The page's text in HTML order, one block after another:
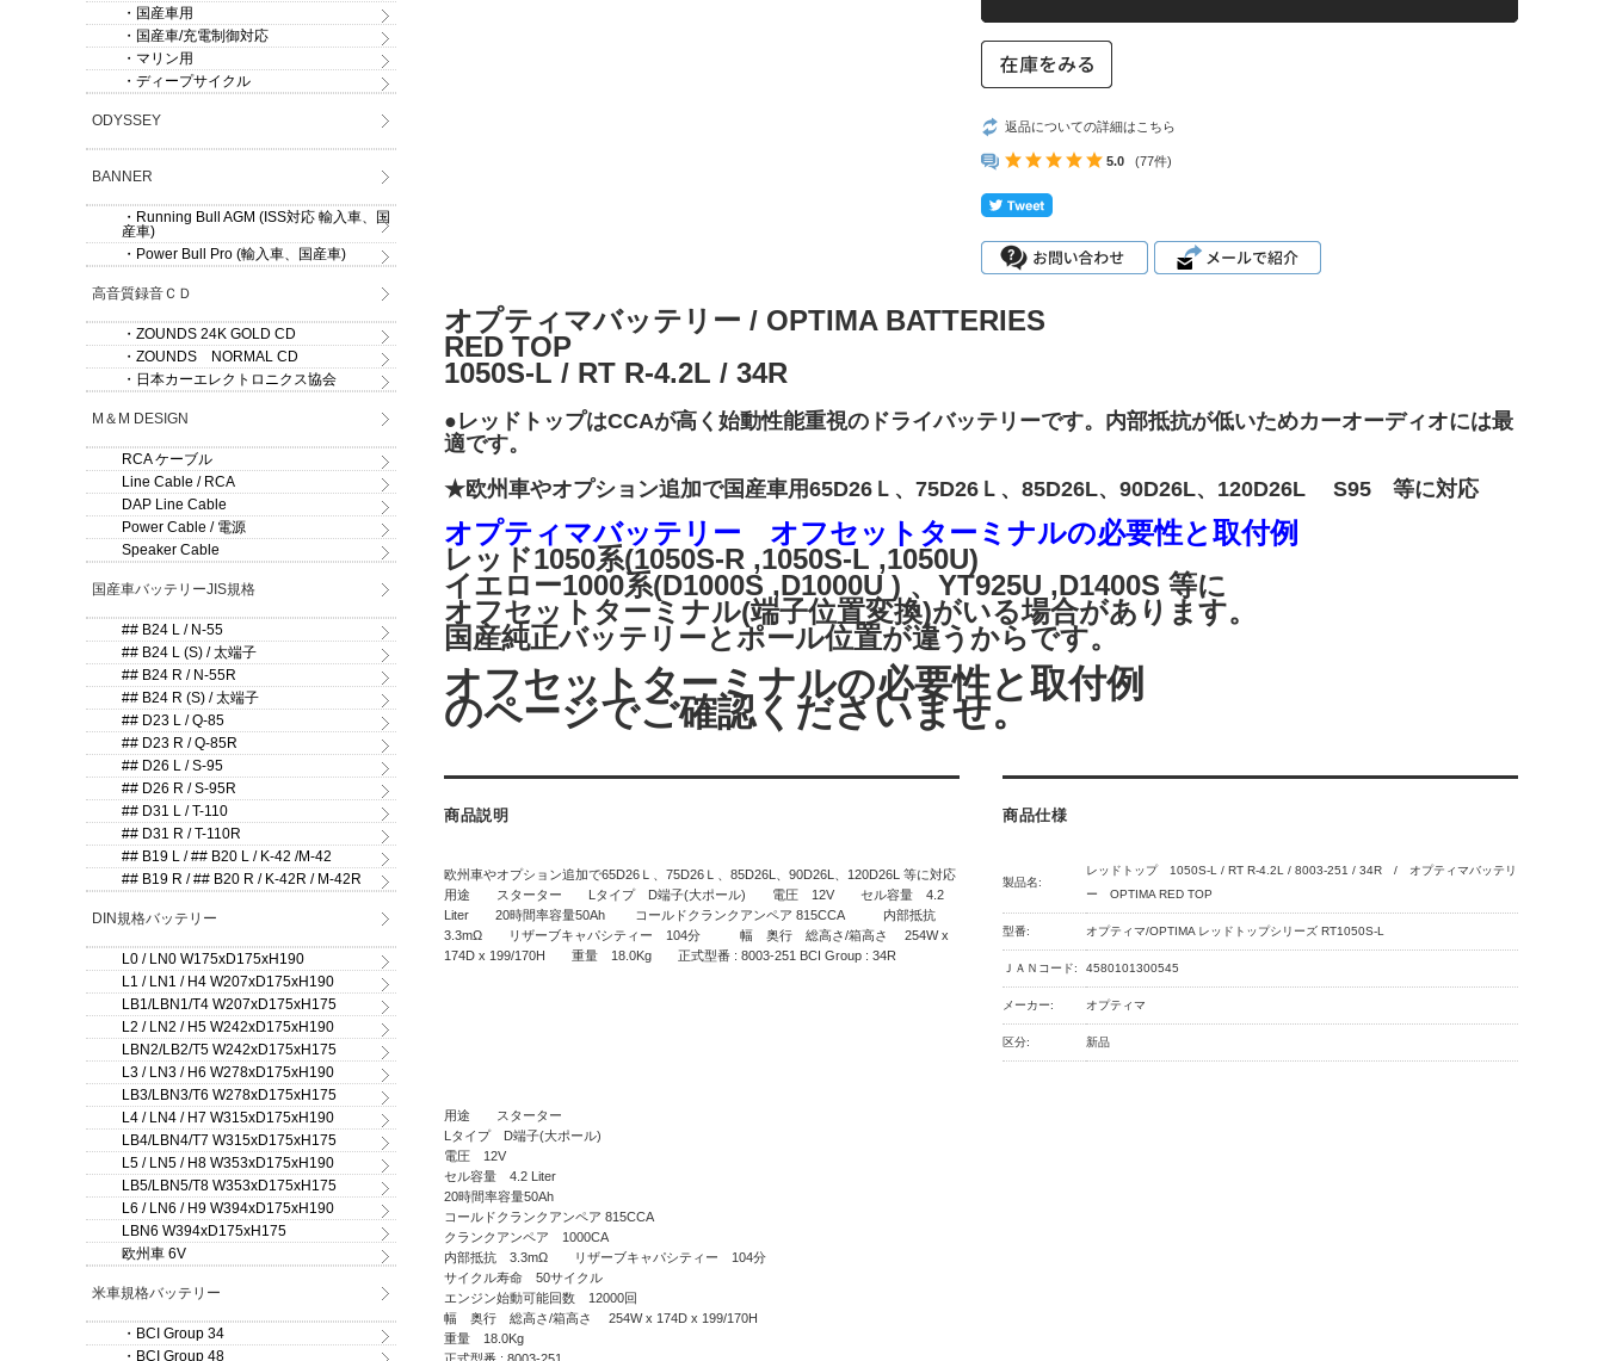
返品についての詳細はこちら
5.0 (77件)
オプティマバッテリー / OPTIMA BATTERIES
RED TOP
1050S-L / RT R-4.2L / 34R
●レッドトップはCCAが高く始動性能重視のドライバッテリーです。内部抵抗が低いためカーオーディオには最
適です。
★欧州車やオプション追加で国産車用65D26Ｌ、75D26Ｌ、85D26L、90D26L、120D26L S95 等に対応
オプティマバッテリー オフセットターミナルの必要性と取付例
レッド1050系(1050S-R ,1050S-L ,1050U)
イエロー1000系(D1000S ,D1000U ) 、YT925U ,D1400S 等に
オフセットターミナル(端子位置変換)がいる場合があります。
国産純正バッテリーとポール位置が違うからです。
オフセットターミナルの必要性と取付例
のページでご確認くださいませ。
商品説明
欧州車やオプション追加で65D26Ｌ、75D26Ｌ、85D26L、90D26L、120D26L 等に対応
用途 スターター Lタイプ D端子(大ポール) 電圧 12V セル容量 4.2
Liter 20時間率容量50Ah コールドクランクアンペア 815CCA 内部抵抗
3.3mΩ リザーブキャパシティー 104分 幅 奥行 総高さ/箱高さ 254W x
174D x 199/170H 重量 18.0Kg 正式型番 : 8003-251 BCI Group : 34R
商品仕様
製品名:
レッドトップ 1050S-L / RT R-4.2L / 8003-251 / 34R / オプティマバッテリ
ー OPTIMA RED TOP
型番: オプティマ/OPTIMA レッドトップシリーズ RT1050S-L
ＪＡＮコード: 4580101300545
メーカー: オプティマ
区分: 新品
用途 スターター
Lタイプ D端子(大ポール)
電圧 12V
セル容量 4.2 Liter
20時間率容量50Ah
コールドクランクアンペア 815CCA
クランクアンペア 1000CA
内部抵抗 3.3mΩ リザーブキャパシティー 104分
サイクル寿命 50サイクル
エンジン始動可能回数 12000回
幅 奥行 総高さ/箱高さ 254W x 174D x 199/170H
重量 18.0Kg
・国産車用
・国産車/充電制御対応
・マリン用
・ディープサイクル
ODYSSEY
BANNER
・Running Bull AGM (ISS対応 輸入車、国
産車)
・Power Bull Pro (輸入車、国産車)
高音質録音ＣＤ
・ZOUNDS 24K GOLD CD
・ZOUNDS NORMAL CD
・日本カーエレクトロニクス協会
M＆M DESIGN
RCA ケーブル
Line Cable / RCA
DAP Line Cable
Power Cable / 電源
Speaker Cable
国産車バッテリーJIS規格
## B24 L / N-55
## B24 L (S) / 太端子
## B24 R / N-55R
## B24 R (S) / 太端子
## D23 L / Q-85
## D23 R / Q-85R
## D26 L / S-95
## D26 R / S-95R
## D31 L / T-110
## D31 R / T-110R
## B19 L / ## B20 L / K-42 /M-42
## B19 R / ## B20 R / K-42R / M-42R
DIN規格バッテリー
L0 / LN0 W175xD175xH190
L1 / LN1 / H4 W207xD175xH190
LB1/LBN1/T4 W207xD175xH175
L2 / LN2 / H5 W242xD175xH190
LBN2/LB2/T5 W242xD175xH175
L3 / LN3 / H6 W278xD175xH190
LB3/LBN3/T6 W278xD175xH175
L4 / LN4 / H7 W315xD175xH190
LB4/LBN4/T7 W315xD175xH175
L5 / LN5 / H8 W353xD175xH190
LB5/LBN5/T8 W353xD175xH175
L6 / LN6 / H9 W394xD175xH190
LBN6 W394xD175xH175
欧州車 6V
米車規格バッテリー
・BCI Group 34
・BCI Group 48